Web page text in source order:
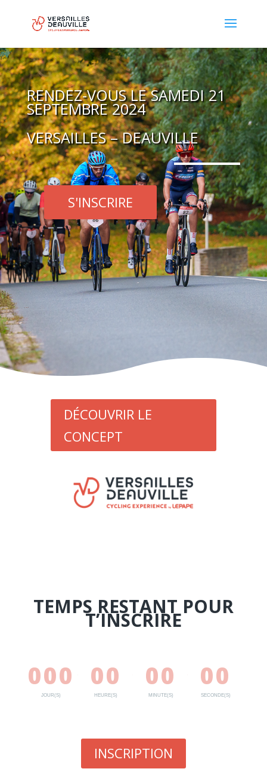
RENDEZ-VOUS LE SAMEDI 21
SEPTEMBRE 2024
VERSAILLES – DEAUVILLE
S'INSCRIRE
DÉCOUVRIR LE
CONCEPT
TEMPS RESTANT POUR
T’INSCRIRE
000
JOUR(S)
00
HEURE(S)
00
MINUTE(S)
00
SECONDE(S)
INSCRIPTION